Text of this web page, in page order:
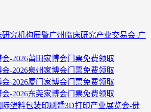
研究机构展暨广州临床研究产业交易会-广
-2026莆田家博会门票免费领取
-2026泉州家博会门票免费领取
-2026厦门家博会门票免费领取
-2026东莞家博会门票免费领取
际塑料包装印刷暨3D打印产业展览会-佛